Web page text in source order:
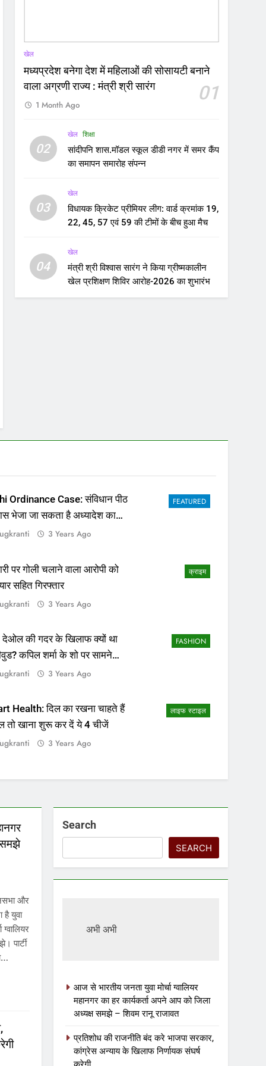
खेल
मध्यप्रदेश बनेगा देश में महिलाओं की सोसायटी बनाने
वाला अग्रणी राज्य : मंत्री श्री सारंग
01
1 Month Ago
02
खेल शिक्षा
सांदीपनि शास.मॉडल स्कूल डीडी नगर में समर कैंप
का समापन समारोह संपन्न
03
खेल
विधायक क्रिकेट प्रीमियर लीग: वार्ड क्रमांक 19,
22, 45, 57 एवं 59 की टीमों के बीच हुआ मैच
04
खेल
मंत्री श्री विश्वास सारंग ने किया ग्रीष्मकालीन
खेल प्रशिक्षण शिविर आरोह-2026 का शुभारंभ
FEATURED
Ordinance Case: संविधान पीठ
भेजा जा सकता है अध्यादेश का
3 Years Ago
क्राइम
पर गोली चलाने वाला आरोपी को
सहित गिरफ्तार
3 Years Ago
FASHION
देओल की गदर के खिलाफ क्यों था
कपिल शर्मा के शो पर सामने
3 Years Ago
लाइफ स्टाइल
Health: दिल का रखना चाहते हैं
तो खाना शुरू कर दें ये 4 चीजें
3 Years Ago
समझे
और
है युवा
पार्टी
Search
SEARCH
अभी अभी
आज से भारतीय जनता युवा मोर्चा ग्वालियर
महानगर का हर कार्यकर्ता अपने आप को जिला
अध्यक्ष समझे – शिवम रानू राजावत
प्रतिशोध की राजनीति बंद करे भाजपा सरकार,
कांग्रेस अन्याय के खिलाफ निर्णायक संघर्ष